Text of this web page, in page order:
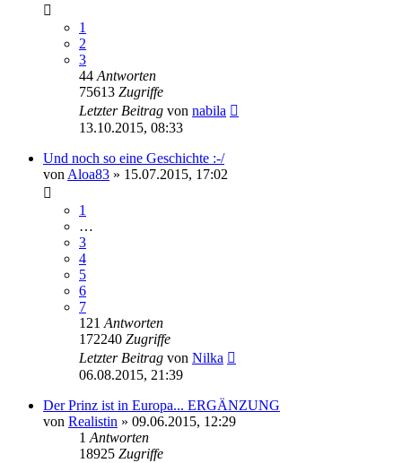
1
2
3
44 Antworten
75613 Zugriffe
Letzter Beitrag von nabila
13.10.2015, 08:33
Und noch so eine Geschichte :-/
von Aloa83 » 15.07.2015, 17:02
1
…
3
4
5
6
7
121 Antworten
172240 Zugriffe
Letzter Beitrag von Nilka
06.08.2015, 21:39
Der Prinz ist in Europa... ERGÄNZUNG
von Realistin » 09.06.2015, 12:29
1 Antworten
18925 Zugriffe